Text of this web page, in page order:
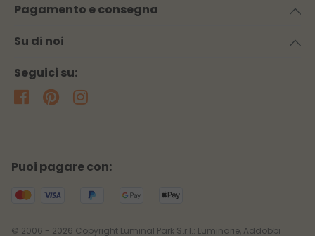
Pagamento e consegna
Su di noi
Seguici su:
Puoi pagare con:
© 2006 - 2026 Copyright Luminal Park S.r.l.: Luminarie, Addobbi